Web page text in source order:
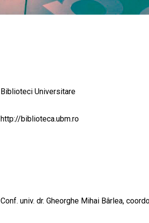
Biblioteci Universitare
http://biblioteca.ubm.ro
Conf. univ. dr. Gheorghe Mihai Bârlea,